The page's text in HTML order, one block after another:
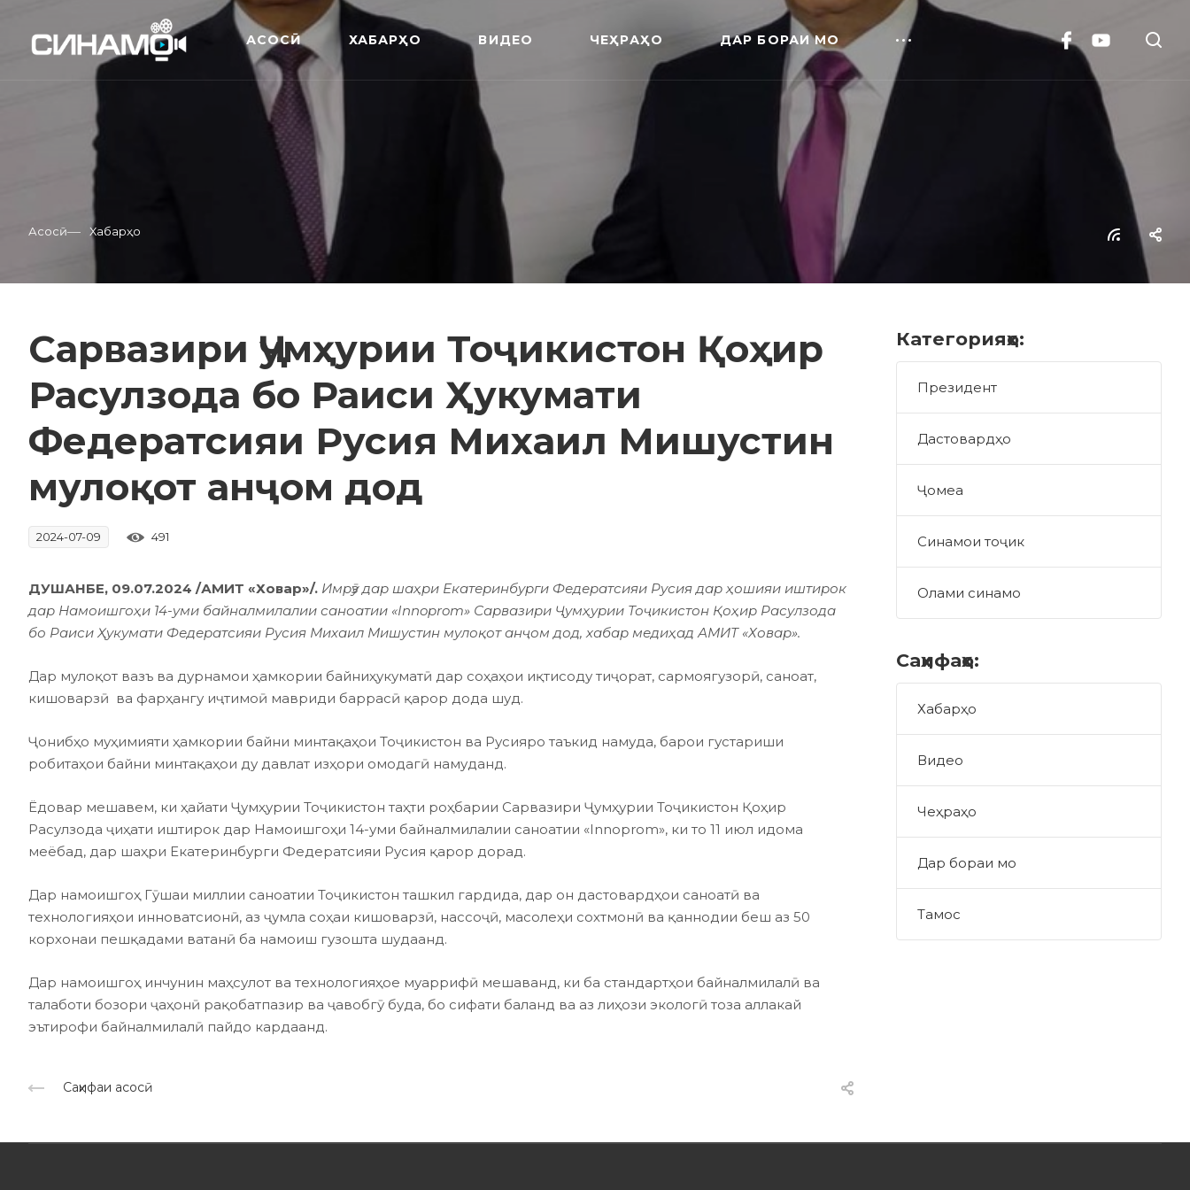
АСОСӢ ХАБАРҲО ВИДЕО ЧЕҲРАҲО ДАР БОРАИ МО
Асосӣ — Хабарҳо
Сарвазири Ҷумҳурии Тоҷикистон Қоҳир
Расулзода бо Раиси Ҳукумати
Федератсияи Русия Михаил Мишустин
мулоқот анҷом дод
2024-07-09 491
ДУШАНБЕ, 09.07.2024 /АМИТ «Ховар»/. Имрӯз дар шаҳри Екатеринбурги Федератсияи Русия дар ҳошияи иштирок
дар Намоишгоҳи 14-уми байналмилалии саноатии «Innoprom» Сарвазири Ҷумҳурии Тоҷикистон Қоҳир Расулзода
бо Раиси Ҳукумати Федератсияи Русия Михаил Мишустин мулоқот анҷом дод, хабар медиҳад АМИТ «Ховар».
Дар мулоқот вазъ ва дурнамои ҳамкории байниҳукуматӣ дар соҳаҳои иқтисоду тиҷорат, сармоягузорӣ, саноат,
кишоварзӣ ва фарҳангу иҷтимоӣ мавриди баррасӣ қарор дода шуд.
Ҷонибҳо муҳимияти ҳамкории байни минтақаҳои Тоҷикистон ва Русияро таъкид намуда, барои густариши
робитаҳои байни минтақаҳои ду давлат изҳори омодагӣ намуданд.
Ёдовар мешавем, ки ҳайати Ҷумҳурии Тоҷикистон таҳти роҳбарии Сарвазири Ҷумҳурии Тоҷикистон Қоҳир
Расулзода ҷиҳати иштирок дар Намоишгоҳи 14-уми байналмилалии саноатии «Innoprom», ки то 11 июл идома
меёбад, дар шаҳри Екатеринбурги Федератсияи Русия қарор дорад.
Дар намоишгоҳ Гӯшаи миллии саноатии Тоҷикистон ташкил гардида, дар он дастовардҳои саноатӣ ва
технологияҳои инноватсионӣ, аз ҷумла соҳаи кишоварзӣ, нассоҷӣ, масолеҳи сохтмонӣ ва қаннодии беш аз 50
корхонаи пешқадами ватанӣ ба намоиш гузошта шудаанд.
Дар намоишгоҳ инчунин маҳсулот ва технологияҳое муаррифӣ мешаванд, ки ба стандартҳои байналмилалӣ ва
талаботи бозори ҷаҳонӣ рақобатпазир ва ҷавобгӯ буда, бо сифати баланд ва аз лиҳози экологӣ тоза аллакай
эътирофи байналмилалӣ пайдо кардаанд.
Саҳифаи асосӣ
Категорияҳо:
Президент
Дастовардҳо
Ҷомеа
Синамои тоҷик
Олами синамо
Саҳифаҳо:
Хабарҳо
Видео
Чеҳраҳо
Дар бораи мо
Тамос